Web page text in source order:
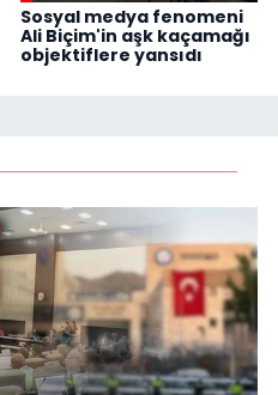
Sosyal medya fenomeni
Ali Biçim'in aşk kaçamağı
objektiflere yansıdı